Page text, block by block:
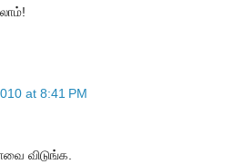
at 8:41 PM
விடுங்க.